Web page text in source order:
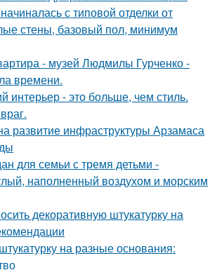
с типовой отделки от
стены, базовый пол, минимум
- музей Людмилы Гурченко -
времени.
интерьер - это больше, чем стиль.
развитие инфраструктуры Арзамаса
для семьи с тремя детьми -
наполненный воздухом и морским
декоративную штукатурку на
на разные основания: